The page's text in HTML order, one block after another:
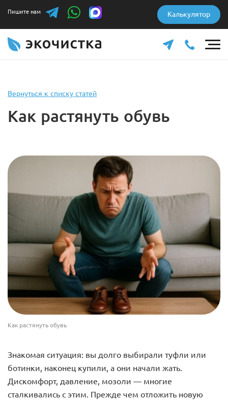
Пишите нам Калькулятор
Вернуться к списку статей
Как растянуть обувь
Как растянуть обувь
Знакомая ситуация: вы долго выбирали туфли или
ботинки, наконец купили, а они начали жать.
Дискомфорт, давление, мозоли — многие
сталкивались с этим. Прежде чем отложить новую